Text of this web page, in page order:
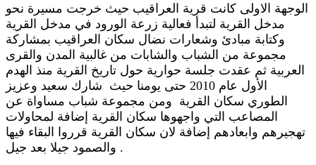
الوجهة الاولى كانت قرية العراقيب حيث خرجت مسيرة نحو
مدخل القرية لتبدأ فعالية زرعة الورود في مدخل القرية
وكتابة مبادئ وشعارات نضال سكان العراقيب بمشاركة
مجموعة من الشباب والشابات من غالبية المدن والقرى
العربية ثم عقدت جلسة حوارية حول تاريخ القرية منذ الهدم
الأول عام 2010 حتى يومنا حيث شارك سعيد وعزيز
الطوري سكان القرية ومن مجموعة شباب مساواة عن
المصاعب التي واجهوها سكان القرية إضافة لمحاولات
تهجيرهم وابعادهم إضافة لان سكان القرية قرروا البقاء فيها
والصمود جيلا بعد جيل .